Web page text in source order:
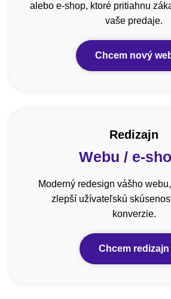
alebo e-shop, ktoré pritiahnu
vaše predaje.
Chcem nový
Redizajn
Webu / e-
Moderný redesign vášho
zlepší užívateľskú
konverzie.
Chcem redizajn